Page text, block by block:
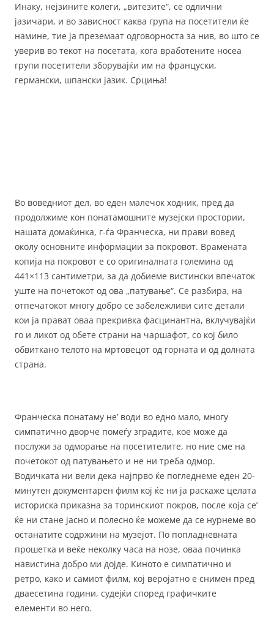
Инаку, нејзините колеги, „витезите“, се одлични
јазичари, и во зависност каква група на посетители ќе
намине, тие ја преземаат одговорноста за нив, во што се
уверив во текот на посетата, кога вработените носеа
групи посетители зборувајќи им на француски,
германски, шпански јазик. Срциња!
Во воведниот дел, во еден малечок ходник, пред да
продолжиме кон понатамошните музејски простории,
нашата домаќинка, г-ѓа Франческа, ни прави вовед
околу основните информации за покровот. Врамената
копија на покровот е со оригиналната големина од
441×113 сантиметри, за да добиеме вистински впечаток
уште на почетокот од ова „патување“. Се разбира, на
отпечатокот многу добро се забележливи сите детали
кои ја прават оваа прекривка фасцинантна, вклучувајќи
го и ликот од обете страни на чаршафот, со кој било
обвиткано телото на мртовецот од горната и од долната
страна.
Франческа понатаму не’ води во едно мало, многу
симпатично дворче помеѓу зградите, кое може да
послужи за одморање на посетителите, но ние сме на
почетокот од патувањето и не ни треба одмор.
Водичката ни вели дека најпрво ќе погледнеме еден 20-
минутен документарен филм кој ќе ни ја раскаже целата
историска приказна за торинскиот покров, после која се’
ќе ни стане јасно и полесно ќе можеме да се нурнеме во
останатите содржини на музејот. По попладневната
прошетка и веќе неколку часа на нозе, оваа починка
навистина добро ми дојде. Киното е симпатично и
ретро, како и самиот филм, кој веројатно е снимен пред
дваесетина години, судејќи според графичките
елементи во него.